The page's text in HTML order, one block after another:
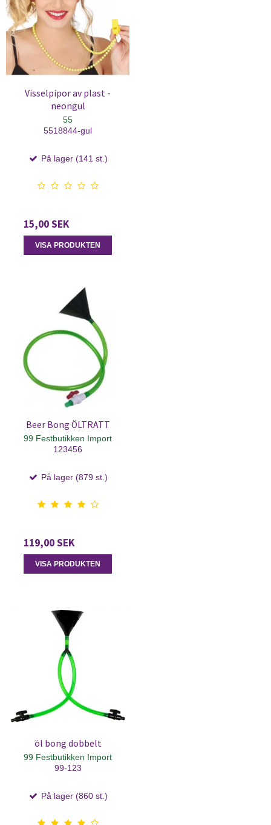
Visselpipor av plast -
neongul
55
5518844-gul
På lager (141 st.)
15,00 SEK
VISA PRODUKTEN
Beer Bong ÖLTRATT
99 Festbutikken Import
123456
På lager (879 st.)
119,00 SEK
VISA PRODUKTEN
öl bong dobbelt
99 Festbutikken Import
99-123
På lager (860 st.)